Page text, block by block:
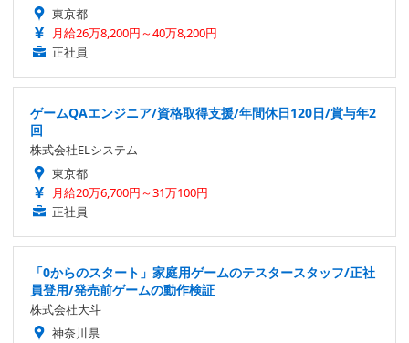
東京都
月給26万8,200円～40万8,200円
正社員
ゲームQAエンジニア/資格取得支援/年間休日120日/賞与年2
回
株式会社ELシステム
東京都
月給20万6,700円～31万100円
正社員
「0からのスタート」家庭用ゲームのテスタースタッフ/正社
員登用/発売前ゲームの動作検証
株式会社大斗
神奈川県